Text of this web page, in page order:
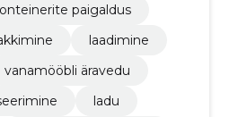
paigaldus
laadimine
vanamööbli äravedu
ladu